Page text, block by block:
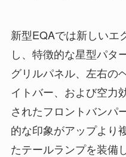
新型EQAでは新しいエ
し、特徴的な星型パタ
グリルパネル、左右の
イトバー、および空力
されたフロントバンパ
的な印象がアップより
たテールランプを装備